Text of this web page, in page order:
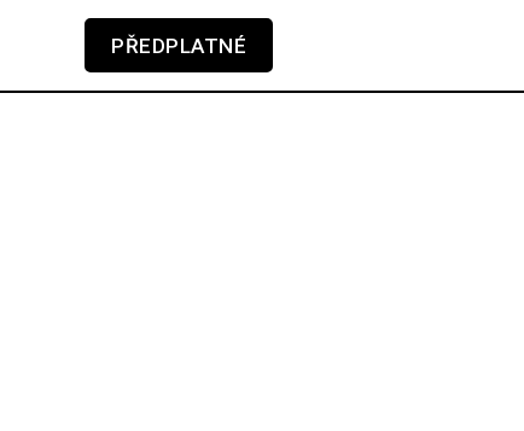
PŘEDPLATNÉ